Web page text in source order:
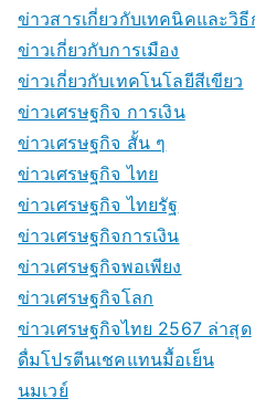
ข่าวสารเกี่ยวกับเทคนิคและวิ
ข่าวเกี่ยวกับการเมือง
ข่าวเกี่ยวกับเทคโนโลยีสีเขียว
ข่าวเศรษฐกิจ การเงิน
ข่าวเศรษฐกิจ สั้น ๆ
ข่าวเศรษฐกิจ ไทย
ข่าวเศรษฐกิจ ไทยรัฐ
ข่าวเศรษฐกิจการเงิน
ข่าวเศรษฐกิจพอเพียง
ข่าวเศรษฐกิจโลก
ข่าวเศรษฐกิจไทย 2567 ล่าสุด
ดื่มโปรตีนเชคแทนมื้อเย็น
นมเวย์